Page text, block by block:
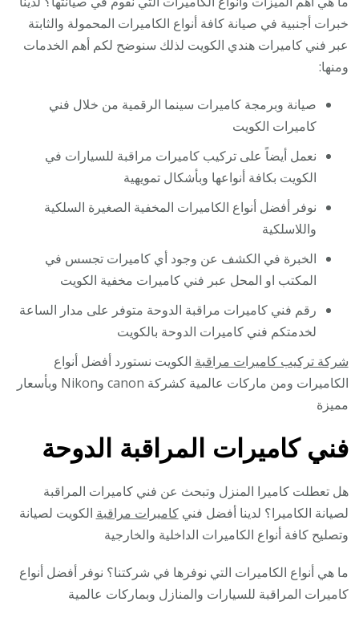
خبرات أجنبية في صيانة كافة أنواع الكاميرات المحمولة والثابتة
عبر فني كاميرات هندي الكويت لذلك سنوضح لكم أهم الخدمات
ومنها:
صيانة وبرمجة كاميرات سينما الرقمية من خلال فني
كاميرات الكويت
نعمل أيضاً على تركيب كاميرات مراقبة للسيارات في
الكويت بكافة أنواعها وبأشكال تمويهية
نوفر أفضل أنواع الكاميرات المخفية الصغيرة السلكية
واللاسلكية
الخبرة في الكشف عن وجود أي كاميرات تجسس في
المكتب او المحل عبر فني كاميرات مخفية الكويت
رقم فني كاميرات مراقبة الدوحة متوفر على مدار الساعة
لخدمتكم فني كاميرات الدوحة بالكويت
شركة تركيب كاميرات مراقبة الكويت نستورد أفضل أنواع
الكاميرات ومن ماركات عالمية كشركة canon وNikon وبأسعار
مميزة
فني كاميرات المراقبة الدوحة
هل تعطلت كاميرا المنزل وتبحث عن فني كاميرات المراقبة
لصيانة الكاميرا؟ لدينا أفضل فنيكاميرات مراقبة الكويت لصيانة
وتصليح كافة أنواع الكاميرات الداخلية والخارجية
ما هي أنواع الكاميرات التي نوفرها في شركتنا؟ نوفر أفضل أنواع
كاميرات المراقبة للسيارات والمنازل وبماركات عالمية